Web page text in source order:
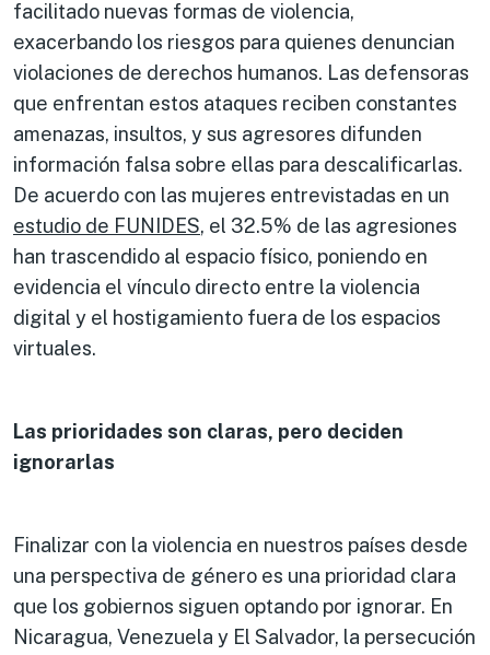
facilitado nuevas formas de violencia,
exacerbando los riesgos para quienes denuncian
violaciones de derechos humanos. Las defensoras
que enfrentan estos ataques reciben constantes
amenazas, insultos, y sus agresores difunden
información falsa sobre ellas para descalificarlas.
De acuerdo con las mujeres entrevistadas en un
estudio de FUNIDES, el 32.5% de las agresiones
han trascendido al espacio físico, poniendo en
evidencia el vínculo directo entre la violencia
digital y el hostigamiento fuera de los espacios
virtuales.
Las prioridades son claras, pero deciden
ignorarlas
Finalizar con la violencia en nuestros países desde
una perspectiva de género es una prioridad clara
que los gobiernos siguen optando por ignorar. En
Nicaragua, Venezuela y El Salvador, la persecución